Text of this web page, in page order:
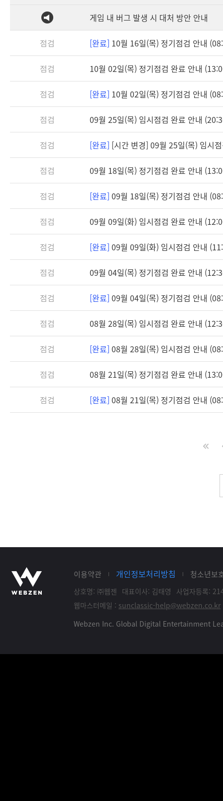
게임 내 버그 발생 시 대처 방안 안내
점검 [완료] 10월 16일(목) 정기점검 안내
점검 10월 02일(목) 정기점검 완료 안내
점검 [완료] 10월 02일(목) 정기점검 안내
점검 09월 25일(목) 임시점검 완료 안내
점검 [완료] [시간 변경] 09월 25일(목) 임시
점검 09월 18일(목) 정기점검 완료 안내
점검 [완료] 09월 18일(목) 정기점검 안내
점검 09월 09일(화) 임시점검 완료 안내
점검 [완료] 09월 09일(화) 임시점검 안내
점검 09월 04일(목) 정기점검 완료 안내
점검 [완료] 09월 04일(목) 정기점검 안내
점검 08월 28일(목) 임시점검 완료 안내
점검 [완료] 08월 28일(목) 임시점검 안내
점검 08월 21일(목) 정기점검 완료 안내
점검 [완료] 08월 21일(목) 정기점검 안내
이용약관 개인정보처리방침 청소년보
상호명: ㈜웹젠 대표이사: 김태영
사업자등록:
웹마스터메일 : sunclassic-help@webzen.co.kr
Webzen Inc. Global Digital Entertainment